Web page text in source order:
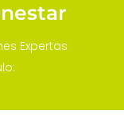
Expertas